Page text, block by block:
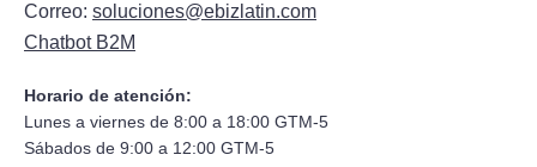
Correo: soluciones@ebizlatin.com
Chatbot B2M
Horario de atención:
Lunes a viernes de 8:00 a 18:00 GTM-5
Sábados de 9:00 a 12:00 GTM-5